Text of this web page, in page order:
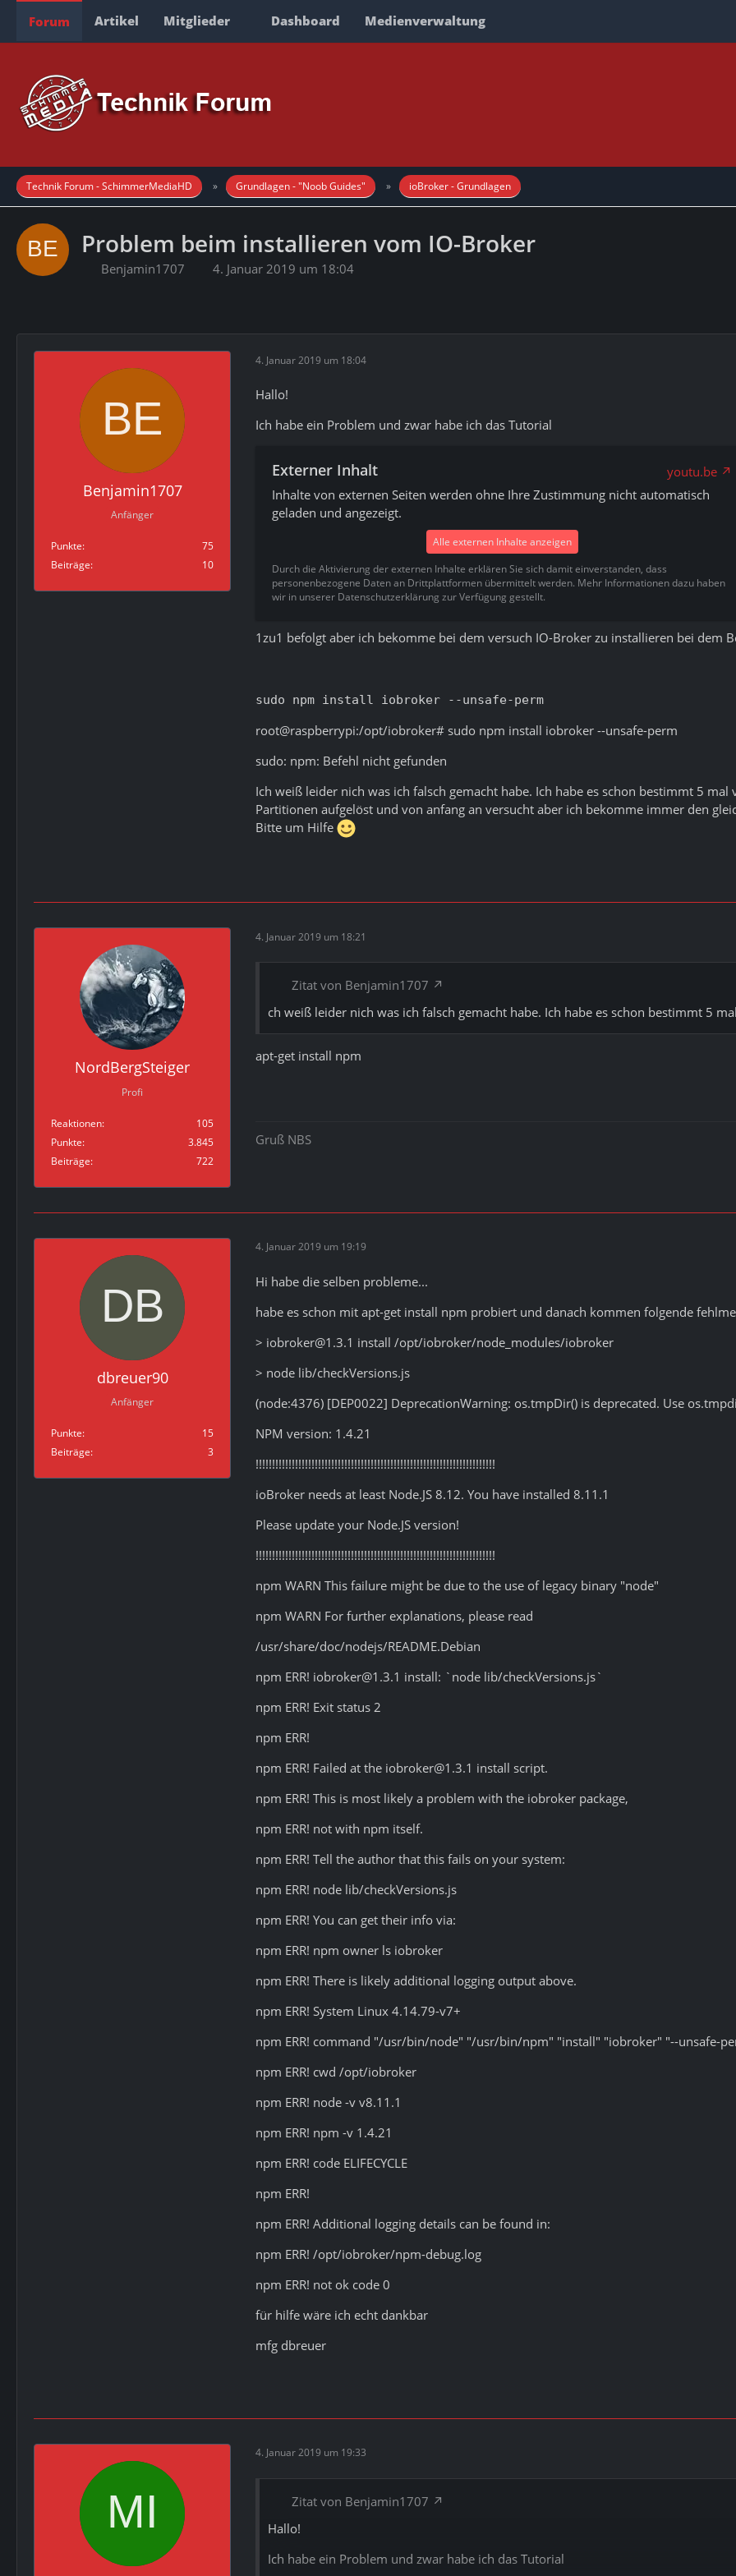
Forum Artikel Mitglieder Dashboard Medienverwaltung
Technik Forum - SchimmerMediaHD Grundlagen - "Noob Guides" ioBroker - Grundlagen
Problem beim installieren vom IO-Broker
Benjamin1707 4. Januar 2019 um 18:04
Benjamin1707
Anfänger
Punkte
75
Beiträge
10
4. Januar 2019 um 18:04
Hallo!
Ich habe ein Problem und zwar habe ich das Tutorial
Externer Inhalt
youtu.be
Inhalte von externen Seiten werden ohne Ihre Zustimmung nicht automatisch
geladen und angezeigt.
Alle externen Inhalte anzeigen
Durch die Aktivierung der externen Inhalte erklären Sie sich damit einverstanden, dass
personenbezogene Daten an Drittplattformen übermittelt werden. Mehr Informationen dazu haben
wir in unserer Datenschutzerklärung zur Verfügung gestellt.
1zu1 befolgt aber ich bekomme bei dem versuch IO-Broker zu installieren bei dem
sudo npm install iobroker --unsafe-perm
root@raspberrypi:/opt/iobroker# sudo npm install iobroker --unsafe-perm
sudo: npm: Befehl nicht gefunden
Ich weiß leider nich was ich falsch gemacht habe. Ich habe es schon bestimmt 5
Partitionen aufgelöst und von anfang an versucht aber ich bekomme immer den
Bitte um Hilfe
NordBergSteiger
Profi
Reaktionen
105
Punkte
3.845
Beiträge
722
4. Januar 2019 um 18:21
Zitat von Benjamin1707
ch weiß leider nich was ich falsch gemacht habe. Ich habe es schon bestimmt 5
apt-get install npm
Gruß NBS
dbreuer90
Anfänger
Punkte
15
Beiträge
3
4. Januar 2019 um 19:19
Hi habe die selben probleme...
habe es schon mit apt-get install npm probiert und danach kommen folgende
> iobroker@1.3.1 install /opt/iobroker/node_modules/iobroker
> node lib/checkVersions.js
(node:4376) [DEP0022] DeprecationWarning: os.tmpDir() is deprecated. Use
NPM version: 1.4.21
!!!!!!!!!!!!!!!!!!!!!!!!!!!!!!!!!!!!!!!!!!!!!!!!!!!!!!!!!!!!!!!!!!!!!!!!!
ioBroker needs at least Node.JS 8.12. You have installed 8.11.1
Please update your Node.JS version!
!!!!!!!!!!!!!!!!!!!!!!!!!!!!!!!!!!!!!!!!!!!!!!!!!!!!!!!!!!!!!!!!!!!!!!!!!
npm WARN This failure might be due to the use of legacy binary "node"
npm WARN For further explanations, please read
/usr/share/doc/nodejs/README.Debian
npm ERR! iobroker@1.3.1 install: `node lib/checkVersions.js`
npm ERR! Exit status 2
npm ERR!
npm ERR! Failed at the iobroker@1.3.1 install script.
npm ERR! This is most likely a problem with the iobroker package,
npm ERR! not with npm itself.
npm ERR! Tell the author that this fails on your system:
npm ERR! node lib/checkVersions.js
npm ERR! You can get their info via:
npm ERR! npm owner ls iobroker
npm ERR! There is likely additional logging output above.
npm ERR! System Linux 4.14.79-v7+
npm ERR! command "/usr/bin/node" "/usr/bin/npm" "install" "iobroker" "--unsafe-
npm ERR! cwd /opt/iobroker
npm ERR! node -v v8.11.1
npm ERR! npm -v 1.4.21
npm ERR! code ELIFECYCLE
npm ERR!
npm ERR! Additional logging details can be found in:
npm ERR! /opt/iobroker/npm-debug.log
npm ERR! not ok code 0
für hilfe wäre ich echt dankbar
mfg dbreuer
4. Januar 2019 um 19:33
Zitat von Benjamin1707
Hallo!
Ich habe ein Problem und zwar habe ich das Tutorial